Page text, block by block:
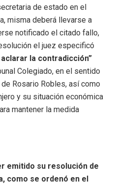
de estado en el
misma deberá llevarse a
notificado el citado fallo,
el juez especificó
la contradicción”
Colegiado, en el sentido
Rosario Robles, así como
y su situación económica
mantener la medida
emitido su resolución de
como se ordenó en el